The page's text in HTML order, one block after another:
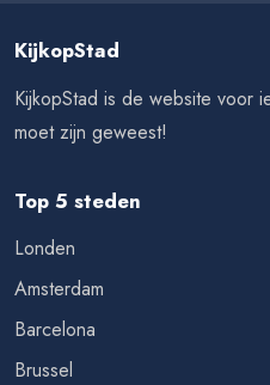
KijkopStad
KijkopStad is de website voor
moet zijn geweest!
Top 5 steden
Londen
Amsterdam
Barcelona
Brussel